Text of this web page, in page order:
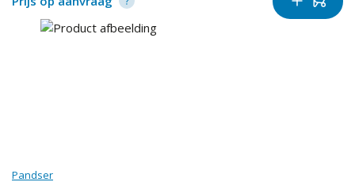
Pandser